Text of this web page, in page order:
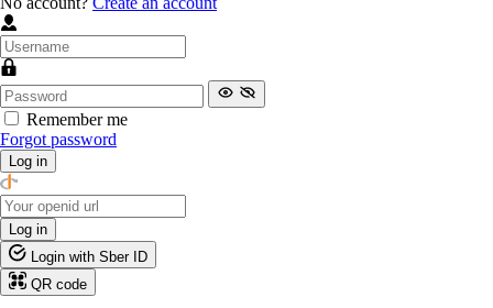
Remember me
Forgot password
Log in
Log in
Login with Sber ID
QR code